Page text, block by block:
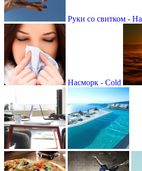
Руки со свитком -
Насморк - Cold